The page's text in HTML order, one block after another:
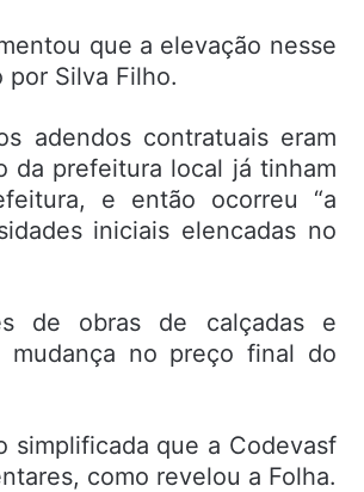
que a elevação nesse
Silva Filho.
adendos contratuais eram
da prefeitura local já tinham
e então ocorreu “a
iniciais elencadas no
de obras de calçadas e
mudança no preço final do
simplificada que a Codevasf
como revelou a Folha.